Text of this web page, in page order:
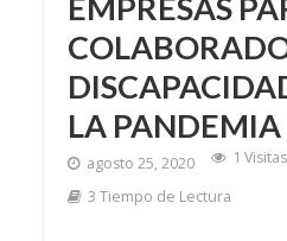
LA PANDEMIA
agosto 25, 2020
1 Visitas
3 Tiempo de Lectura